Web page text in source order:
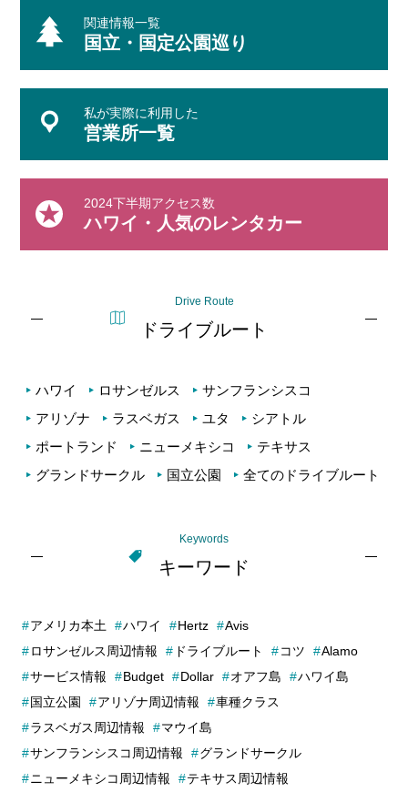
関連情報一覧
国立・国定公園巡り
私が実際に利用した
営業所一覧
2024下半期アクセス数
ハワイ・人気のレンタカー
Drive Route
ドライブルート
ハワイ ロサンゼルス
サンフランシスコ
アリゾナ
ラスベガス ユタ
シアトル
ポートランド
ニューメキシコ
テキサス
グランドサークル
国立公園 全てのドライブルート
Keywords
キーワード
アメリカ本土 ハワイ Hertz
Avis
ロサンゼルス周辺情報
ドライブルート コツ
Alamo
サービス情報
Budget Dollar オアフ島
ハワイ島
国立公園
アリゾナ周辺情報
車種クラス
ラスベガス周辺情報
マウイ島
サンフランシスコ周辺情報
グランドサークル
ニューメキシコ周辺情報
テキサス周辺情報